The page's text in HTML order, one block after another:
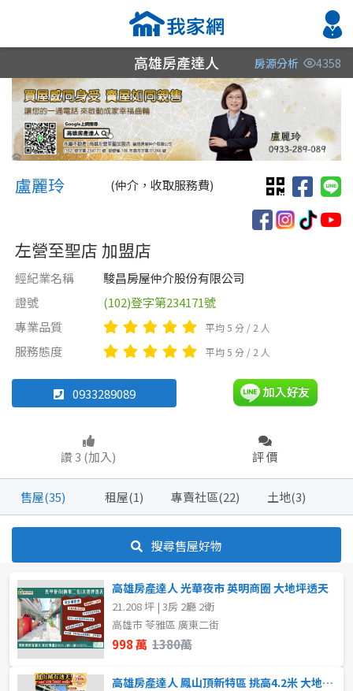
縣市
不限
區域
不限
不拘 公寓 電梯大樓
店面
不拘
20坪以下
20~30 坪 30~40 坪
50~60 坪
60~70 坪 70~80 坪
80坪以上
~ 坪
縣市
不限
屏東縣
區域
不限
縣市
不限
區域
不限
不拘 整層住家
坪數
~ 坪
~
格局
高雄房產達人 房源分析 4358
盧麗玲 盧麗玲
盧麗玲 (仲介，收取服務費)
左營至聖店 加盟店
經紀業名稱
駿昌房屋仲介股份有限公司
證號
(102)登字第234171號
專業品質
平均 5 分 / 2 人
服務態度 平均 5 分 / 2 人
0933289089
讚 3 (加入) 評 價
售屋(35) 租屋(1) 專賣社區(22) 土地(3)
搜尋售屋好物
高雄房產達人 光華夜市 英明商圈 大地坪透天
21.208 坪 | 3房 2廳 2衛
高雄市 苓雅區 廣東二街
998 萬 1380萬
高雄房產達人 鳳山頂新特區 挑高4.2米 大地坪 透天店面